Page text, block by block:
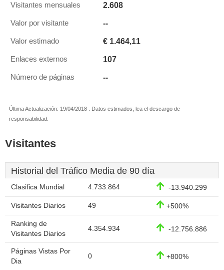
Visitantes mensuales 2.608
Valor por visitante --
Valor estimado € 1.464,11
Enlaces externos 107
Número de páginas --
Última Actualización: 19/04/2018 . Datos estimados, lea el descargo de
responsabilidad.
Visitantes
Historial del Tráfico Media de 90 día
Clasifica Mundial 4.733.864 -13.940.299
Visitantes Diarios 49 +500%
Ranking de
Visitantes Diarios
4.354.934 -12.756.886
Páginas Vistas Por
Dia
0 +800%